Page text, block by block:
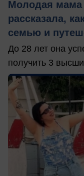
Молодая мама
рассказала,
семью и
До 28 лет она
получить 3